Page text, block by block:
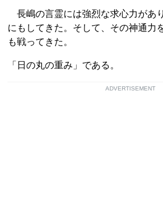
長嶋の言霊には強烈な求心力があ
にもしてきた。そして、その神通力
も戦ってきた。
「日の丸の重み」である。
ADVERTISEMENT